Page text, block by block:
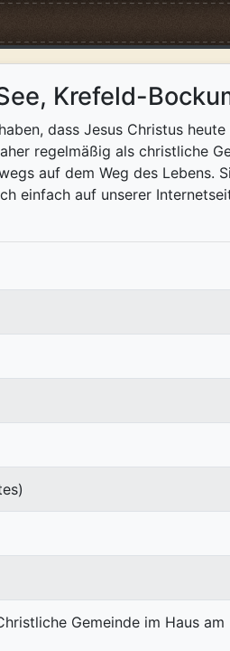
Krefeld-
dass Jesus Christus
regelmäßig als christliche
auf dem Weg des Lebens.
einfach auf unserer